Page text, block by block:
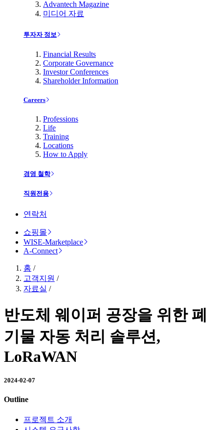
Advantech Magazine
미디어 자료
투자자 정보
Financial Results
Corporate Governance
Investor Conferences
Shareholder Information
Careers
Professions
Life
Training
Locations
How to Apply
경영 철학
직원전용
연락처
쇼핑몰
WISE-Marketplace
A-Connect
홈 /
고객지원 /
자료실 /
반도체 웨이퍼 공장을 위한 폐
기물 자동 처리 솔루션,
LoRaWAN
2024-02-07
Outline
프로젝트 소개